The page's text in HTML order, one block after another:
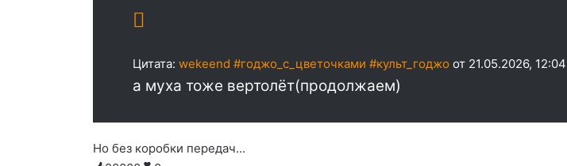
Цитата: wekeend #годжо_с_цветочками #культ_годжо от 21.05.2026, 12:04
а муха тоже вертолёт(продолжаем)
Но без коробки передач...